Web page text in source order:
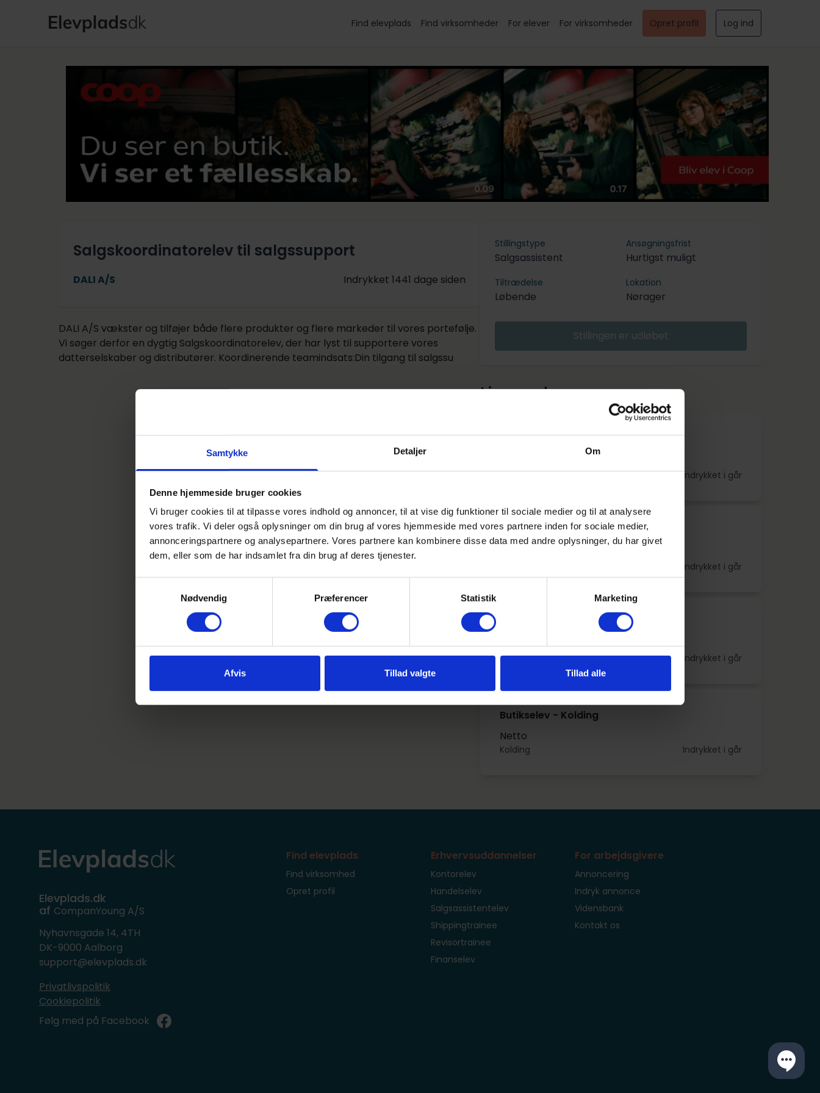
Samtykke Detaljer Om
Denne hjemmeside bruger cookies
Vi bruger cookies til at tilpasse vores indhold og annoncer, til at vise dig funktioner til sociale medier og til at analysere
vores trafik. Vi deler også oplysninger om din brug af vores hjemmeside med vores partnere inden for sociale medier,
annonceringspartnere og analysepartnere. Vores partnere kan kombinere disse data med andre oplysninger, du har givet
dem, eller som de har indsamlet fra din brug af deres tjenester.
Nødvendig
Præferencer Statistik Marketing
Afvis Tillad valgte Tillad alle
Find elevplads Find virksomheder For elever For virksomheder Opret profil Log ind
Salgskoordinatorelev til salgssupport
DALI A/S Indrykket 1441 dage siden
DALI A/S vækster og tilføjer både flere produkter og flere markeder til vores portefølje.
Vi søger derfor en dygtig Salgskoordinatorelev, der har lyst til supportere vores
datterselskaber og distributører. Koordinerende teamindsats:Din tilgang til salgssu
Stillingstype
Salgsassistent
Ansøgningsfrist
Hurtigst muligt
Tiltrædelse
Løbende
Lokation
Nørager
Stillingen er udløbet
Lignende annoncer
Brønshøj Indrykket i går
Salgsassistentelev København S
Indrykket i går
Netto
Tune Indrykket i går
Butikselev - Kolding
Netto
Kolding Indrykket i går
Denne annonce er udløbet
Denne annonce er desværre ikke længere aktiv på Elevplads.dk.
Men bare rolig - vi har stadig masser af ledige elevpladser.
Gå til søgning
Elevplads.dk
af CompanYoung A/S
Nyhavnsgade 14, 4TH
DK-9000 Aalborg
support@elevplads.dk
Privatlivspolitik
Cookiepolitik
Følg med på Facebook
Find elevplads
Find virksomhed
Opret profil
Erhvervsuddannelser
Kontorelev
Handelselev
Salgsassistentelev
Shippingtrainee
Revisortrainee
Finanselev
For arbejdsgivere
Annoncering
Indryk annonce
Vidensbank
Kontakt os